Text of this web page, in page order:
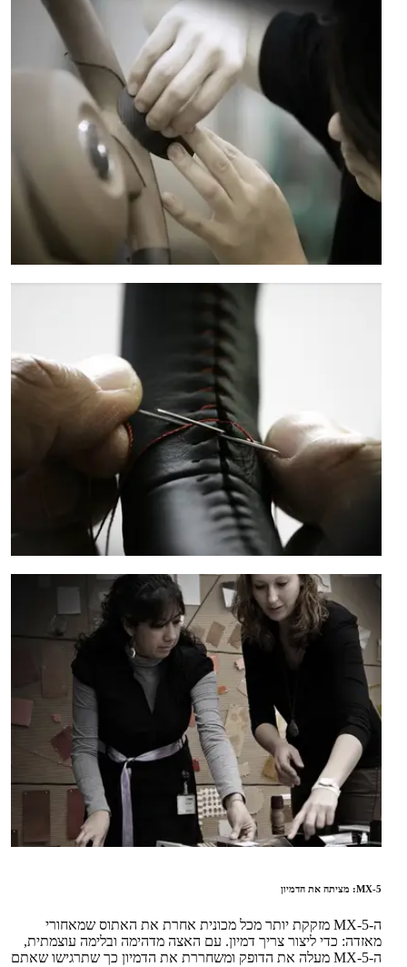
MX-5: מציתה את הדמיון
ה-MX-5 מזקקת יותר מכל מכונית אחרת את האתוס שמאחורי
מאזדה: כדי ליצור צריך דמיון. עם האצה מדהימה ובלימה עוצמתית,
ה-MX-5 מעלה את הדופק ומשחררת את הדמיון כך שתרגישו שאתם